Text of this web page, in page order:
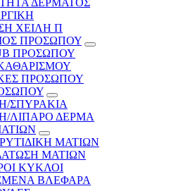
ΧΕΙΛΗ Π
ΠΡΟΣΩΠΟΥ
ΠΡΟΣΩΠΟΥ
ΠΡΟΣΩΠΟΥ
ΣΠΥΡΑΚΙΑ
ΛΙΠΑΡΟ ΔΕΡΜΑ
ΜΑΤΙΩΝ
ΜΑΤΙΩΝ
ΚΥΚΛΟΙ
ΒΛΕΦΑΡΑ